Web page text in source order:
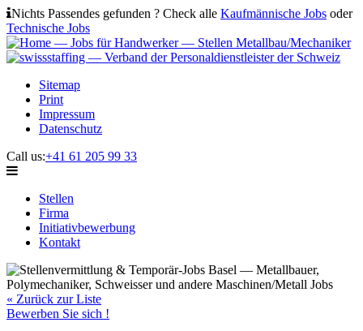
Nichts Passendes gefunden ? Check alle Kaufmännische Jobs oder
Technische Jobs
Sitemap
Print
Impressum
Datenschutz
Call us:+41 61 205 99 33
Stellen
Firma
Initiativbewerbung
Kontakt
« Zurück zur Liste
Bewerben Sie sich !